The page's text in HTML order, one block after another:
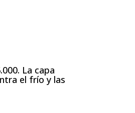
La capa
el frío y las